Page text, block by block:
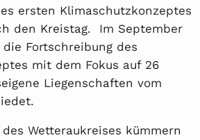
ersten Klimaschutzkonzeptes
den Kreistag. Im September
Fortschreibung des
mit dem Fokus auf 26
Liegenschaften vom
Wetteraukreises kümmern